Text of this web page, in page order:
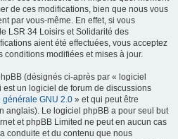
de ces modifications, bien que nous vous
par vous-même. En effet, si vous
LSR 34 Loisirs et Solidarité des
aient été effectuées, vous acceptez
conditions modifiées et mises à jour.
(désignés ci-après par « logiciel
un logiciel de forum de discussions
générale GNU 2.0 » et qui peut être
anglais). Le logiciel phpBB a pour seul but
et phpBB Limited ne peut en aucun cas
conduite et du contenu que nous